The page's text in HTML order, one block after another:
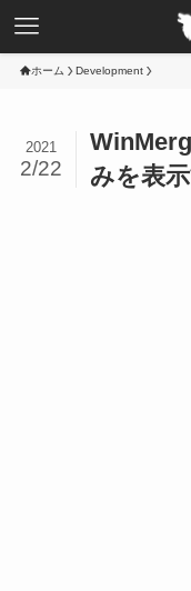
ホーム Development
みを表
2021
2/22